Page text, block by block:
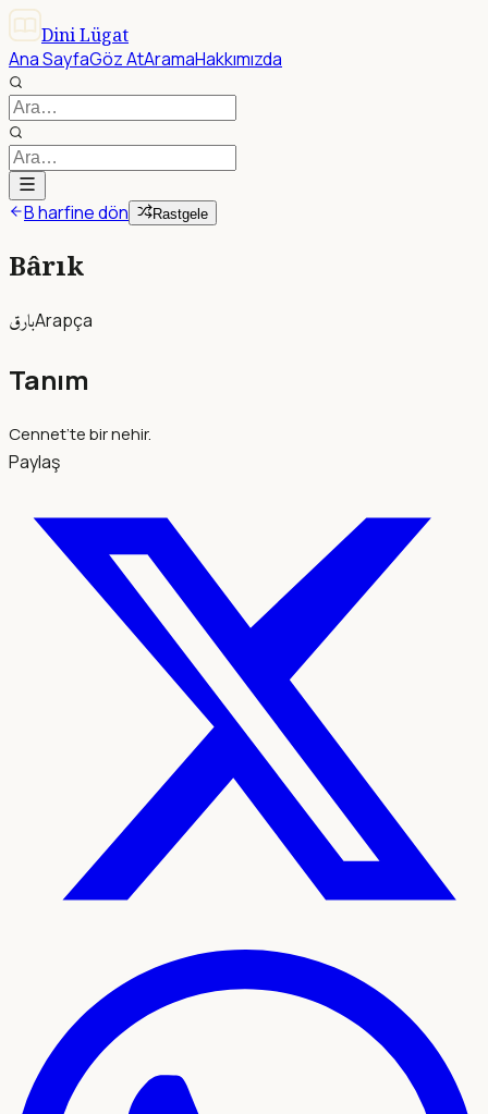
Dini Lügat
Ana SayfaGöz AtAramaHakkımızda
B harfine dön Rastgele
Bârık
بارقArapça
Tanım
Cennet’te bir nehir.
Paylaş